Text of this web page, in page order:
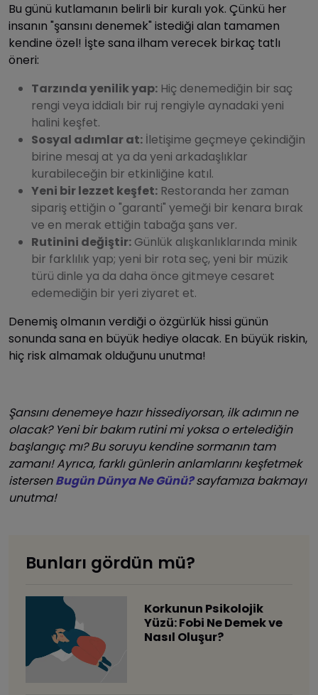
Bu günü kutlamanın belirli bir kuralı yok. Çünkü her
insanın "şansını denemek" istediği alan tamamen
kendine özel! İşte sana ilham verecek birkaç tatlı
öneri:
Tarzında yenilik yap: Hiç denemediğin bir saç
rengi veya iddialı bir ruj rengiyle aynadaki yeni
halini keşfet.
Sosyal adımlar at: İletişime geçmeye çekindiğin
birine mesaj at ya da yeni arkadaşlıklar
kurabileceğin bir etkinliğine katıl.
Yeni bir lezzet keşfet: Restoranda her zaman
sipariş ettiğin o "garanti" yemeği bir kenara bırak
ve en merak ettiğin tabağa şans ver.
Rutinini değiştir: Günlük alışkanlıklarında minik
bir farklılık yap; yeni bir rota seç, yeni bir müzik
türü dinle ya da daha önce gitmeye cesaret
edemediğin bir yeri ziyaret et.
Denemiş olmanın verdiği o özgürlük hissi günün
sonunda sana en büyük hediye olacak. En büyük riskin,
hiç risk almamak olduğunu unutma!
Şansını denemeye hazır hissediyorsan, ilk adımın ne
olacak? Yeni bir bakım rutini mi yoksa o ertelediğin
başlangıç mı? Bu soruyu kendine sormanın tam
zamanı! Ayrıca, farklı günlerin anlamlarını keşfetmek
istersenBugün Dünya Ne Günü?sayfamıza bakmayı
unutma!
Bunları gördün mü?
Korkunun Psikolojik
Yüzü: Fobi Ne Demek ve
Nasıl Oluşur?